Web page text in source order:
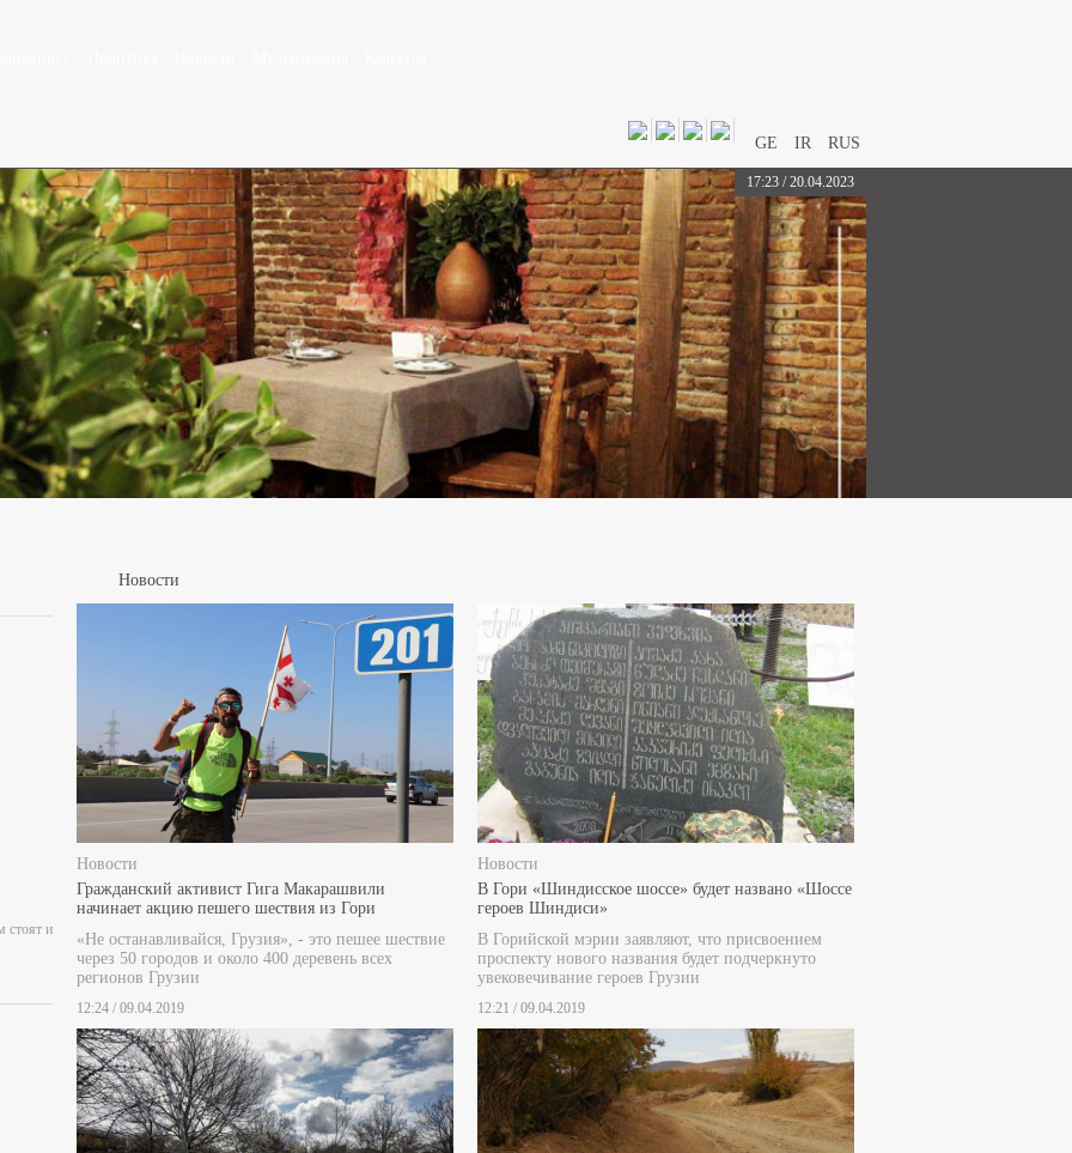
GE IR RUS
13:48 / 13.11.2021
стоят и
Новости
Новости
Гражданский активист Гига Макарашвили
начинает акцию пешего шествия из Гори
«Не останавливайся, Грузия», - это пешее шествие
через 50 городов и около 400 деревень всех
регионов Грузии
12:24 / 09.04.2019
Новости
В Гори «Шиндисское шоссе» будет названо «Шоссе
героев Шиндиси»
В Горийской мэрии заявляют, что присвоением
проспекту нового названия будет подчеркнуто
увековечивание героев Грузии
12:21 / 09.04.2019